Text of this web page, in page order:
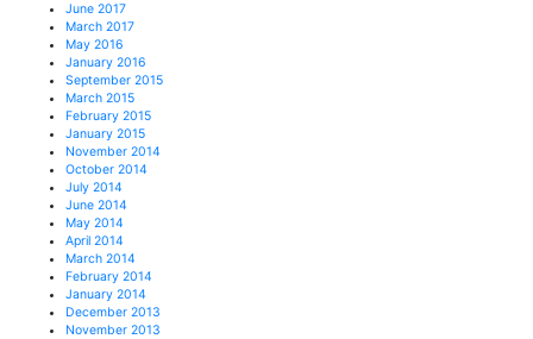
June 2017
March 2017
May 2016
January 2016
September 2015
March 2015
February 2015
January 2015
November 2014
October 2014
July 2014
June 2014
May 2014
April 2014
March 2014
February 2014
January 2014
December 2013
November 2013